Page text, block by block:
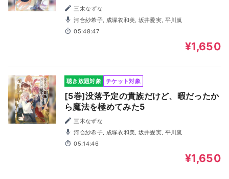
三木なずな
河合紗希子, 成塚衣和美, 坂井愛実, 平川嵐
05:48:47
¥1,650
聴き放題対象 チケット対象
[5巻]没落予定の貴族だけど、暇だったか
ら魔法を極めてみた5
三木なずな
河合紗希子, 成塚衣和美, 坂井愛実, 平川嵐
05:14:46
¥1,650